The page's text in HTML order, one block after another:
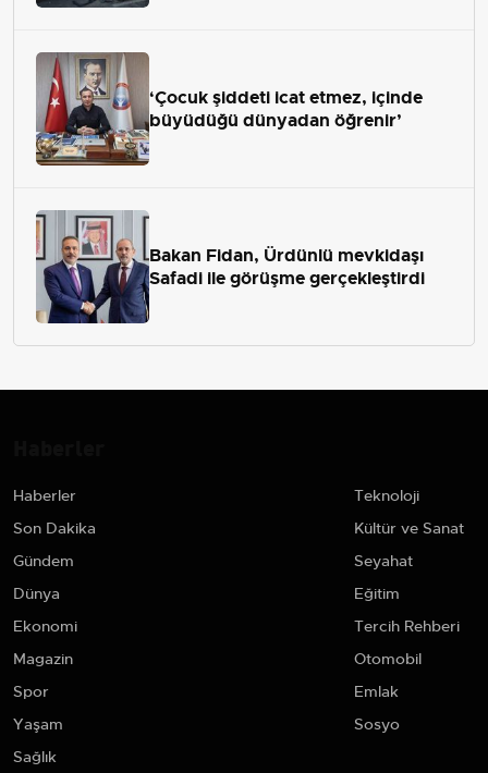
‘Çocuk şiddeti icat etmez, içinde
büyüdüğü dünyadan öğrenir’
Bakan Fidan, Ürdünlü mevkidaşı
Safadi ile görüşme gerçekleştirdi
Haberler
Son Dakika
Gündem
Dünya
Ekonomi
Magazin
Spor
Yaşam
Sağlık
Teknoloji
Kültür ve Sanat
Seyahat
Eğitim
Tercih Rehberi
Otomobil
Emlak
Sosyo